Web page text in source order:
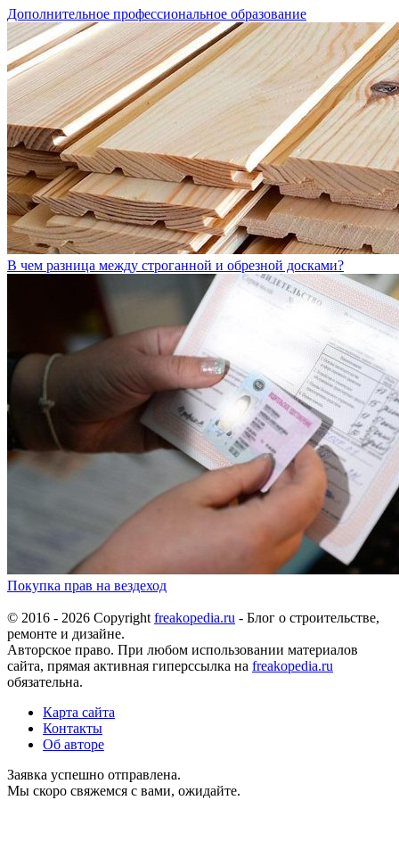
Дополнительное профессиональное образование
В чем разница между строганной и обрезной досками?
Покупка прав на вездеход
© 2016 - 2026 Copyright freakopedia.ru - Блог о строительстве,
ремонте и дизайне.
Авторское право. При любом использовании материалов
сайта, прямая активная гиперссылка на freakopedia.ru
обязательна.
Карта сайта
Контакты
Об авторе
Заявка успешно отправлена.
Мы скоро свяжемся с вами, ожидайте.